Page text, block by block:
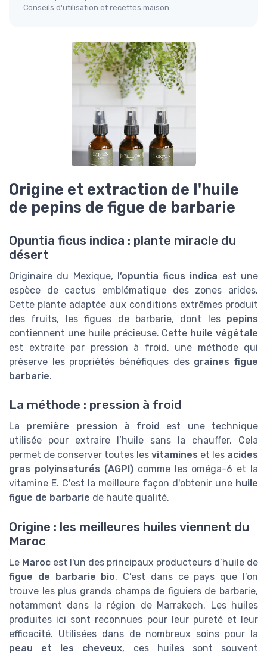
Conseils d'utilisation et recettes maison
Origine et extraction de l'huile
de pepins de figue de barbarie
Opuntia ficus indica : plante miracle du
désert
Originaire du Mexique, l’opuntia ficus indica est une
espèce de cactus emblématique des zones arides.
Cette plante adaptée aux conditions extrêmes produit
des fruits, les figues de barbarie, dont les pepins
contiennent une huile précieuse. Cette huile végétale
est extraite par pression à froid, une méthode qui
préserve les propriétés bénéfiques des graines figue
barbarie.
La méthode : pression à froid
La première pression à froid
est une technique
utilisée pour extraire l’huile sans la chauffer. Cela
permet de conserver toutes les vitamines et les acides
gras polyinsaturés (AGPI) comme les oméga-6 et la
vitamine E. C'est la meilleure façon d'obtenir une huile
figue de barbarie de haute qualité.
Origine : les meilleures huiles viennent du
Maroc
Le Maroc est l'un des principaux producteurs d’huile de
figue de barbarie bio. C’est dans ce pays que l’on
trouve les plus grands champs de figuiers de barbarie,
notamment dans la région de Marrakech. Les huiles
produites ici sont reconnues pour leur pureté et leur
efficacité. Utilisées dans de nombreux soins pour la
peau et les cheveux, ces huiles sont souvent